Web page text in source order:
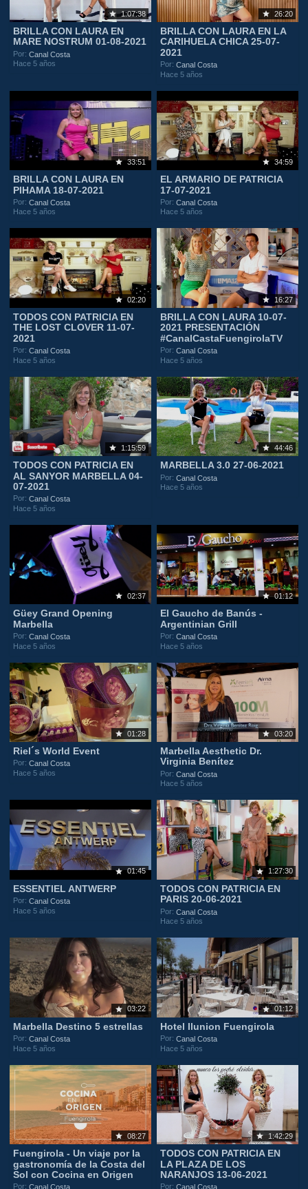
1:07:38
BRILLA CON LAURA EN
MARE NOSTRUM 01-08-2021
Por:Canal Costa
Hace 5 años
26:20
BRILLA CON LAURA EN LA
CARIHUELA CHICA 25-07-
2021
Por:Canal Costa
Hace 5 años
33:51
BRILLA CON LAURA EN
PIHAMA 18-07-2021
Por:Canal Costa
Hace 5 años
34:59
EL ARMARIO DE PATRICIA
17-07-2021
Por:Canal Costa
Hace 5 años
02:20
TODOS CON PATRICIA EN
THE LOST CLOVER 11-07-
2021
Por:Canal Costa
Hace 5 años
16:27
BRILLA CON LAURA 10-07-
2021 PRESENTACIÓN
#CanalCastaFuengirolaTV
Por:Canal Costa
Hace 5 años
1:15:59
TODOS CON PATRICIA EN
AL SANYOR MARBELLA 04-
07-2021
Por:Canal Costa
Hace 5 años
44:46
MARBELLA 3.0 27-06-2021
Por:Canal Costa
Hace 5 años
02:37
Güey Grand Opening
Marbella
Por:Canal Costa
Hace 5 años
01:12
El Gaucho de Banús -
Argentinian Grill
Por:Canal Costa
Hace 5 años
01:28
Riel´s World Event
Por:Canal Costa
Hace 5 años
03:20
Marbella Aesthetic Dr.
Virginia Benítez
Por:Canal Costa
Hace 5 años
01:45
ESSENTIEL ANTWERP
Por:Canal Costa
Hace 5 años
1:27:30
TODOS CON PATRICIA EN
PARIS 20-06-2021
Por:Canal Costa
Hace 5 años
03:22
Marbella Destino 5 estrellas
Por:Canal Costa
Hace 5 años
01:12
Hotel Ilunion Fuengirola
Por:Canal Costa
Hace 5 años
08:27
Fuengirola - Un viaje por la
gastronomía de la Costa del
Sol con Cocina en Origen
Por:Canal Costa
1:42:29
TODOS CON PATRICIA EN
LA PLAZA DE LOS
NARANJOS 13-06-2021
Por:Canal Costa